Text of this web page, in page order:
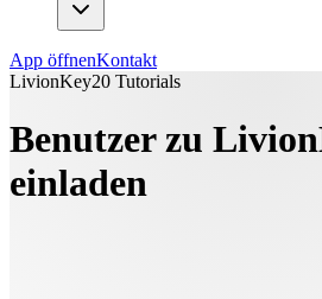
App öffnenKontakt
LivionKey20 Tutorials
Benutzer zu
einladen